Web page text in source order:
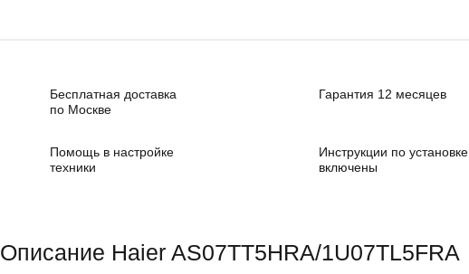
Бесплатная доставка
по Москве
Гарантия 12 месяцев
Помощь в настройке
техники
Инструкции по установке
включены
Описание Haier AS07TT5HRA/1U07TL5FRA